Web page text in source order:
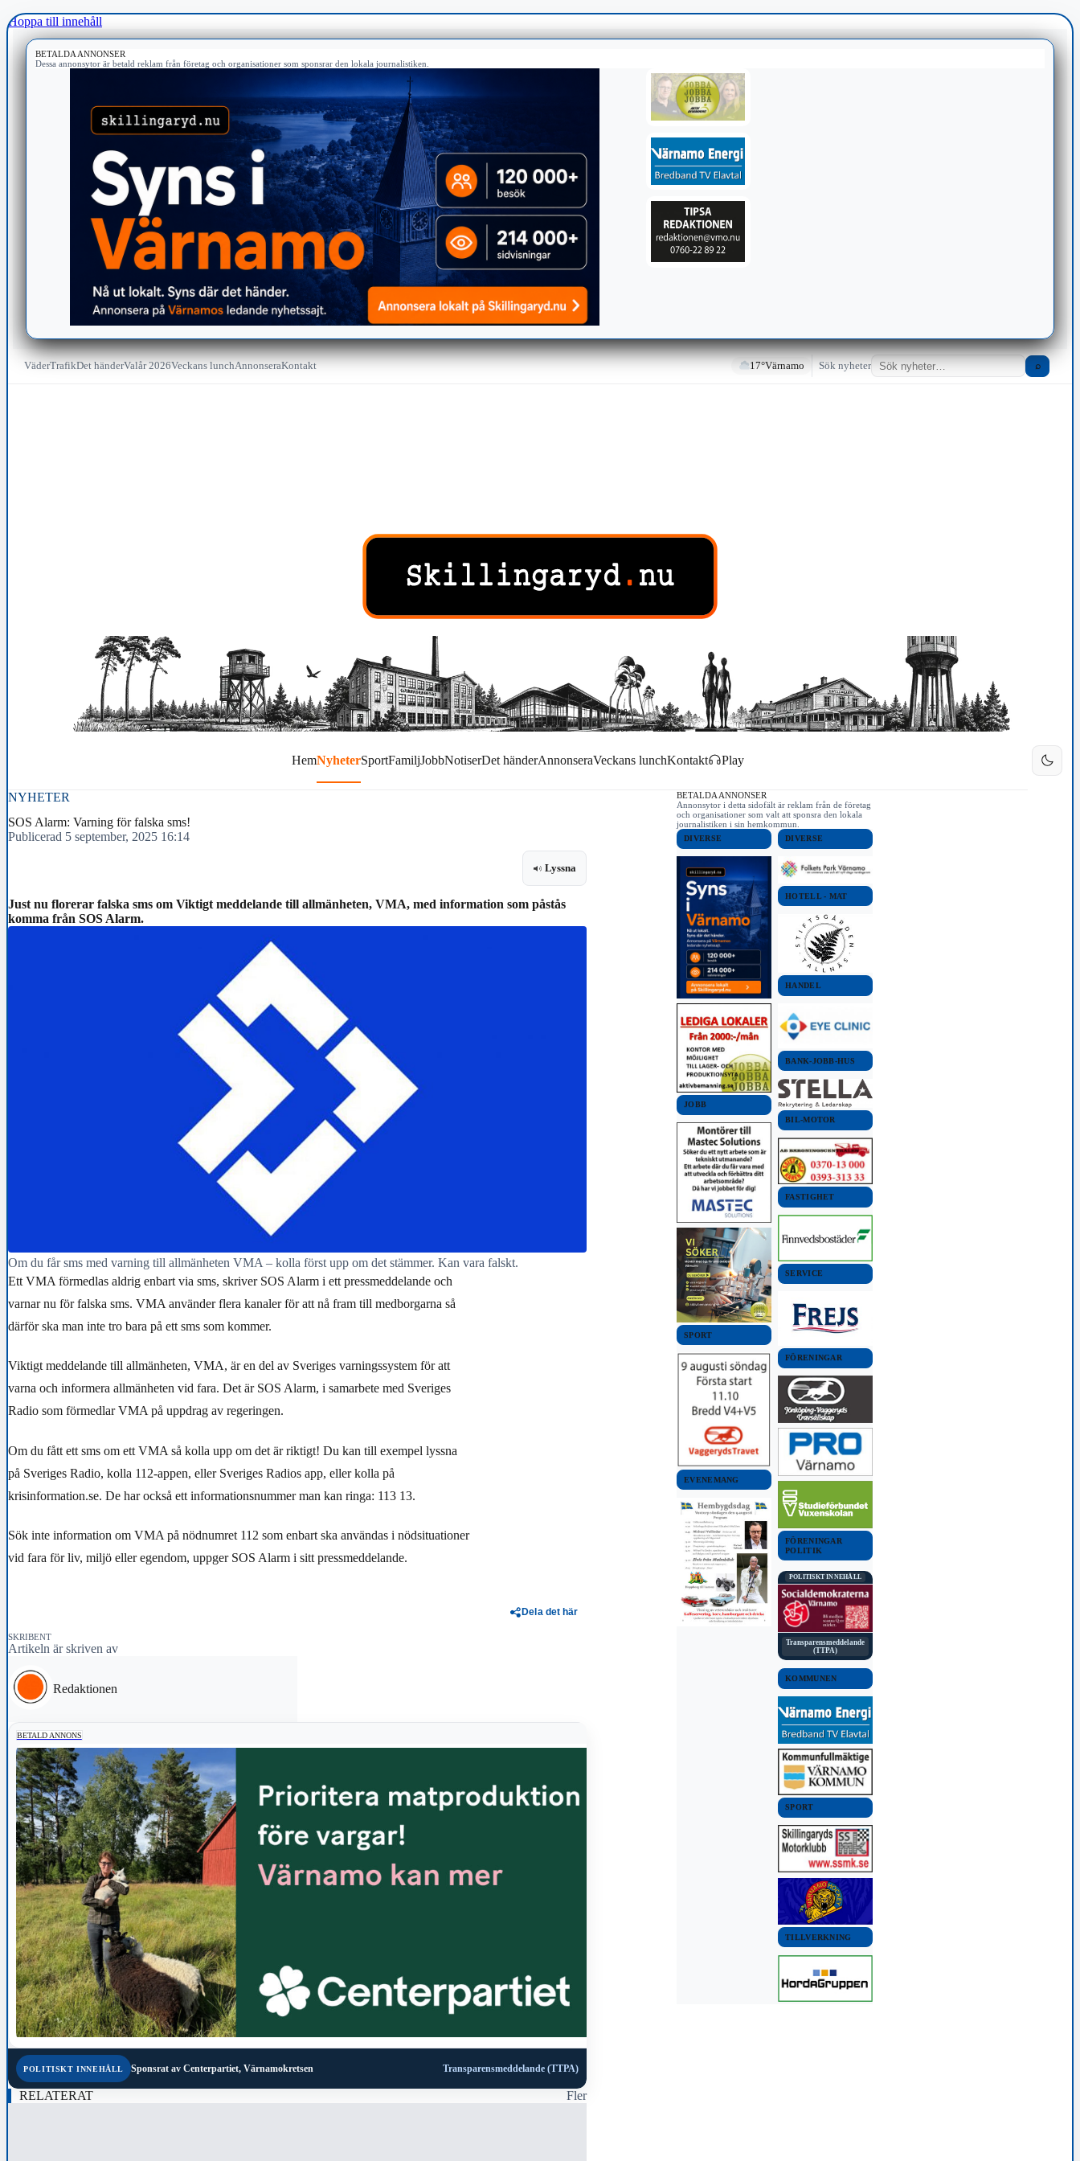
Hoppa till innehåll
BETALDA ANNONSER
Dessa annonsytor är betald reklam från företag och organisationer som sponsrar den lokala journalistiken.
VäderTrafikDet händerValår 2026Veckans lunchAnnonseraKontakt 17°Värnamo Sök nyheter ⌕
HemNyheterSportFamiljJobbNotiserDet händerAnnonseraVeckans lunchKontakt Play
NYHETER
SOS Alarm: Varning för falska sms!
Publicerad 5 september, 2025 16:14
Lyssna
Just nu florerar falska sms om Viktigt meddelande till allmänheten, VMA, med information som påstås
komma från SOS Alarm.
Om du får sms med varning till allmänheten VMA – kolla först upp om det stämmer. Kan vara falskt.
Ett VMA förmedlas aldrig enbart via sms, skriver SOS Alarm i ett pressmeddelande och
varnar nu för falska sms. VMA använder flera kanaler för att nå fram till medborgarna så
därför ska man inte tro bara på ett sms som kommer.
Viktigt meddelande till allmänheten, VMA, är en del av Sveriges varningssystem för att
varna och informera allmänheten vid fara. Det är SOS Alarm, i samarbete med Sveriges
Radio som förmedlar VMA på uppdrag av regeringen.
Om du fått ett sms om ett VMA så kolla upp om det är riktigt! Du kan till exempel lyssna
på Sveriges Radio, kolla 112-appen, eller Sveriges Radios app, eller kolla på
krisinformation.se. De har också ett informationsnummer man kan ringa: 113 13.
Sök inte information om VMA på nödnumret 112 som enbart ska användas i nödsituationer
vid fara för liv, miljö eller egendom, uppger SOS Alarm i sitt pressmeddelande.
Dela det här
SKRIBENT
Artikeln är skriven av
Redaktionen
BETALD ANNONS
POLITISKT INNEHÅLL Sponsrat av Centerpartiet, Värnamokretsen Transparensmeddelande (TTPA)
RELATERAT Fler
BETALDA ANNONSER
Annonsytor i detta sidofält är reklam från de företag
och organisationer som valt att sponsra den lokala
journalistiken i sin hemkommun.
DIVERSE
JOBB
SPORT
EVENEMANG
DIVERSE
HOTELL - MAT
HANDEL
BANK-JOBB-HUS
BIL-MOTOR
FASTIGHET
SERVICE
FÖRENINGAR
FÖRENINGAR
POLITIK
POLITISKT INNEHÅLL
Transparensmeddelande
(TTPA)
KOMMUNEN
SPORT
TILLVERKNING